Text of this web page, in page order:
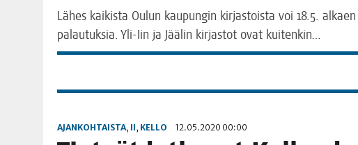
Lähes kai­kis­ta Oulun kau­pun­gin kir­jas­tois­ta voi 18.5.
palau­tuk­sia. Yli-Iin ja Jää­lin kir­jas­tot ovat kuitenkin…
AJANKOHTAISTA, II, KELLO 12.05.2020 00:00